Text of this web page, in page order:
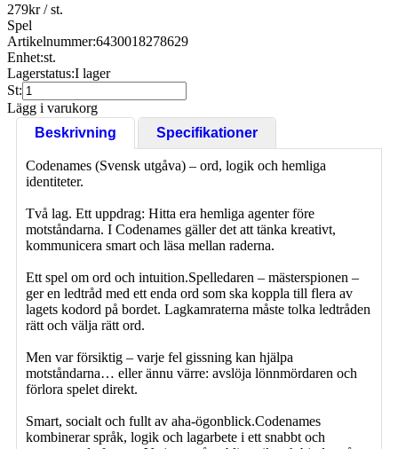
279kr/ st.
Spel
Artikelnummer:6430018278629
Enhet:st.
Lagerstatus:I lager
St:
Lägg i varukorg
Beskrivning
Specifikationer
Codenames (Svensk utgåva) – ord, logik och hemliga
identiteter.
Två lag. Ett uppdrag: Hitta era hemliga agenter före
motståndarna. I Codenames gäller det att tänka kreativt,
kommunicera smart och läsa mellan raderna.
Ett spel om ord och intuition.Spelledaren – mästerspionen –
ger en ledtråd med ett enda ord som ska koppla till flera av
lagets kodord på bordet. Lagkamraterna måste tolka ledtråden
rätt och välja rätt ord.
Men var försiktig – varje fel gissning kan hjälpa
motståndarna… eller ännu värre: avslöja lönnmördaren och
förlora spelet direkt.
Smart, socialt och fullt av aha-ögonblick.Codenames
kombinerar språk, logik och lagarbete i ett snabbt och